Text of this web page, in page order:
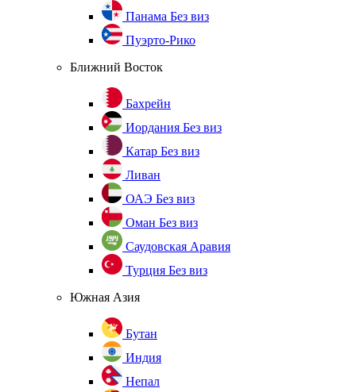
Панама Без виз
Пуэрто-Рико
Ближний Восток
Бахрейн
Иордания Без виз
Катар Без виз
Ливан
ОАЭ Без виз
Оман Без виз
Саудовская Аравия
Турция Без виз
Южная Азия
Бутан
Индия
Непал